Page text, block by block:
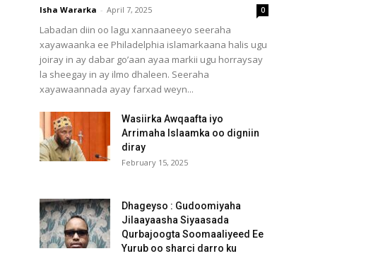
Isha Wararka - April 7, 2025 0
Labadan diin oo lagu xannaaneeyo seeraha
xayawaanka ee Philadelphia islamarkaana halis ugu
joiray in ay dabar go’aan ayaa markii ugu horraysay
la sheegay in ay ilmo dhaleen. Seeraha
xayawaannada ayay farxad weyn...
Wasiirka Awqaafta iyo
Arrimaha Islaamka oo digniin
diray
February 15, 2025
Dhageyso : Gudoomiyaha
Jilaayaasha Siyaasada
Qurbajoogta Soomaaliyeed Ee
Yurub oo sharci darro ku